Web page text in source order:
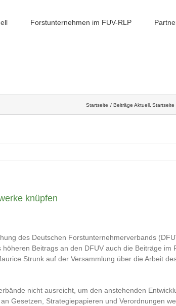
Forstunternehmen im FUV-RLP
Startseite Beiträge Aktuell Startseite
knüpfen
des Deutschen Forstunternehmerverbands
Beitrags an den DFUV auch die Beiträge
Strunk auf der Versammlung über die Arbeit
nicht ausreicht, um den anstehenden
Gesetzen, Strategiepapieren und Verordnungen